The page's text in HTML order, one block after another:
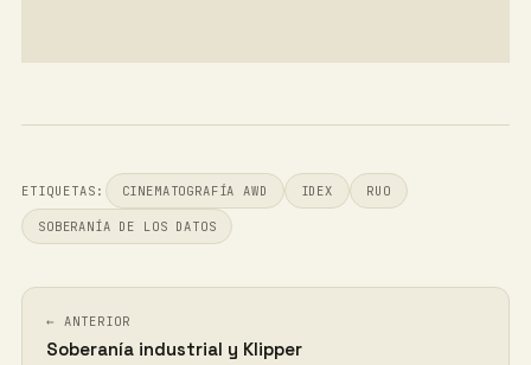
ETIQUETAS: CINEMATOGRAFÍA AWD IDEX RUO
SOBERANÍA DE LOS DATOS
← ANTERIOR
Soberanía industrial y Klipper